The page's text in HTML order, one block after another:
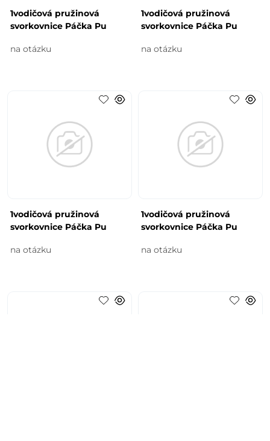
1vodičová pružinová
svorkovnice Páčka Pu
na otázku
1vodičová pružinová
svorkovnice Páčka Pu
na otázku
1vodičová pružinová
svorkovnice Páčka Pu
na otázku
1vodičová pružinová
svorkovnice Páčka Pu
na otázku